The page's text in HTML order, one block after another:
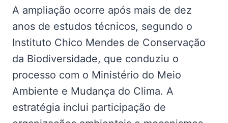
A ampliação ocorre após mais de dez
anos de estudos técnicos, segundo o
Instituto Chico Mendes de Conservação
da Biodiversidade, que conduziu o
processo com o Ministério do Meio
Ambiente e Mudança do Clima. A
estratégia inclui participação de